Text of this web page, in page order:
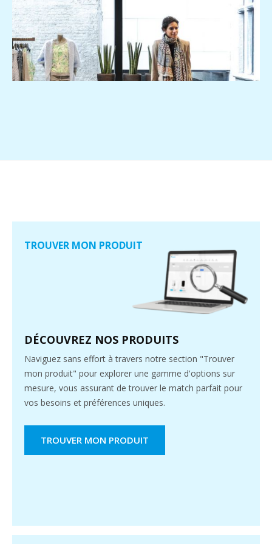
TROUVER MON PRODUIT
DÉCOUVREZ NOS PRODUITS
Naviguez sans effort à travers notre section "Trouver
mon produit" pour explorer une gamme d'options sur
mesure, vous assurant de trouver le match parfait pour
vos besoins et préférences uniques.
TROUVER MON PRODUIT